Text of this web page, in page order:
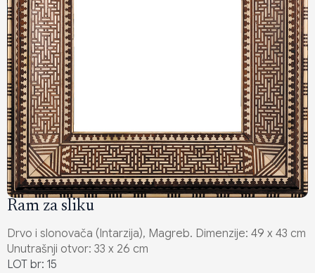
Ram za sliku
Drvo i slonovača (Intarzija), Magreb. Dimenzije: 49 x 43 cm
Unutrašnji otvor: 33 x 26 cm
LOT br: 15